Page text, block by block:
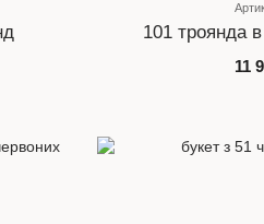
101 троянда
11